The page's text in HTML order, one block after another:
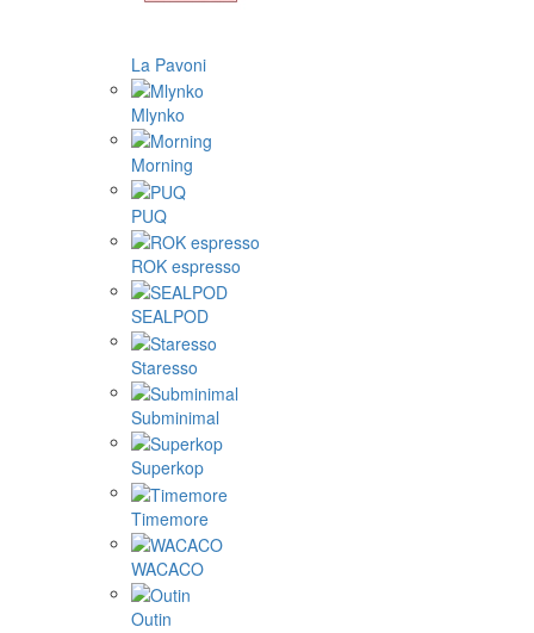
La Pavoni
Mlynko
Morning
PUQ
ROK espresso
SEALPOD
Staresso
Subminimal
Superkop
Timemore
WACACO
Outin